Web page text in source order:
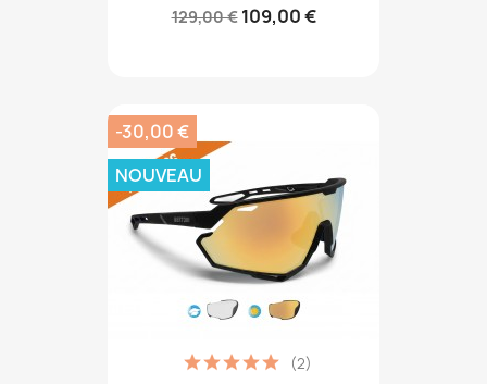
129,00 € 109,00 €
(2)
-30,00 €
NOUVEAU